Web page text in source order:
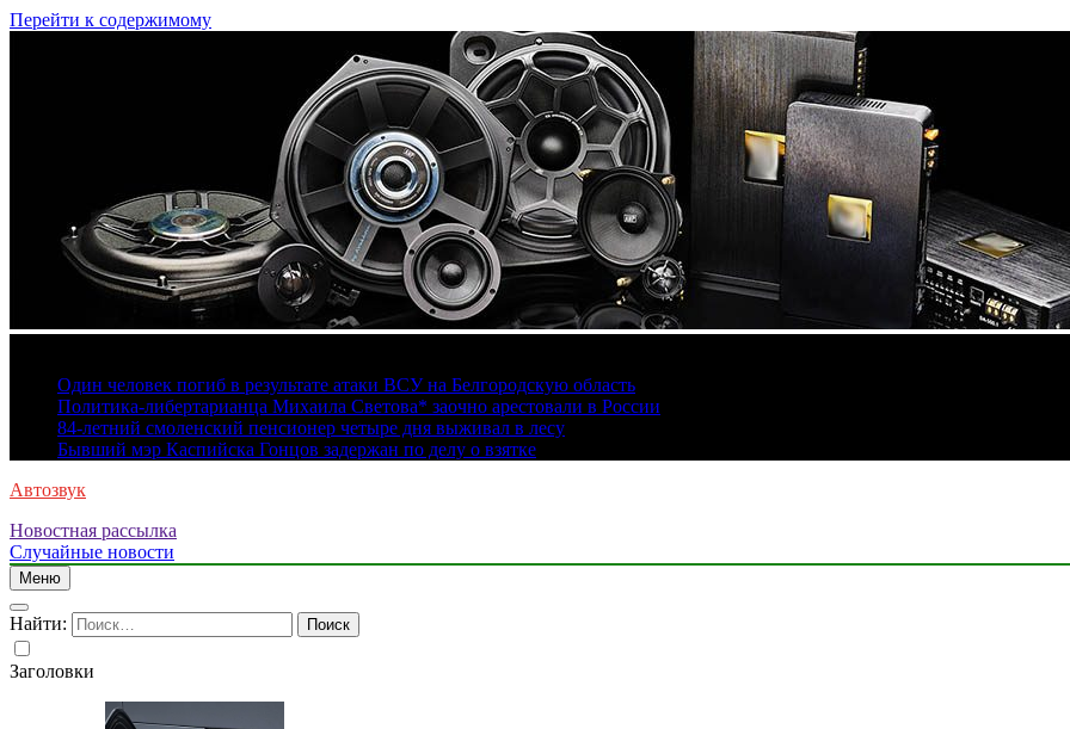
Перейти к содержимому
Один человек погиб в результате атаки ВСУ на Белгородскую область
Политика-либертарианца Михаила Светова* заочно арестовали в России
84-летний смоленский пенсионер четыре дня выживал в лесу
Бывший мэр Каспийска Гонцов задержан по делу о взятке
Автозвук
Новостная рассылка
Случайные новости
Меню
Найти:
Заголовки